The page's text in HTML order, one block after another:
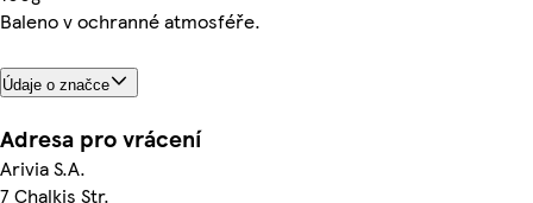
Baleno v ochranné atmosféře.
Údaje o značce
Adresa pro vrácení
Arivia S.A.
7 Chalkis Str.